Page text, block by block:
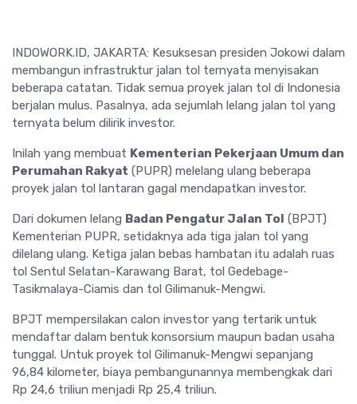
INDOWORK.ID, JAKARTA: Kesuksesan presiden Jokowi dalam
membangun infrastruktur jalan tol ternyata menyisakan
beberapa catatan. Tidak semua proyek jalan tol di Indonesia
berjalan mulus. Pasalnya, ada sejumlah lelang jalan tol yang
ternyata belum dilirik investor.
Inilah yang membuat Kementerian Pekerjaan Umum dan
Perumahan Rakyat (PUPR) melelang ulang beberapa
proyek jalan tol lantaran gagal mendapatkan investor.
Dari dokumen lelang Badan Pengatur Jalan Tol (BPJT)
Kementerian PUPR, setidaknya ada tiga jalan tol yang
dilelang ulang. Ketiga jalan bebas hambatan itu adalah ruas
tol Sentul Selatan-Karawang Barat, tol Gedebage-
Tasikmalaya-Ciamis dan tol Gilimanuk-Mengwi.
BPJT mempersilakan calon investor yang tertarik untuk
mendaftar dalam bentuk konsorsium maupun badan usaha
tunggal. Untuk proyek tol Gilimanuk-Mengwi sepanjang
96,84 kilometer, biaya pembangunannya membengkak dari
Rp 24,6 triliun menjadi Rp 25,4 triliun.